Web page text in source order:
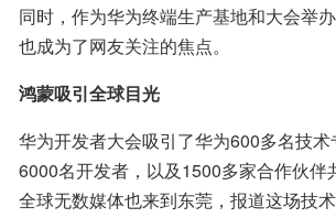
同时，作为华为终端生产基地和大会举
也成为了网友关注的焦点。
鸿蒙吸引全球目光
华为开发者大会吸引了华为600多名技
6000名开发者，以及1500多家合作伙伴
全球无数媒体也来到东莞，报道这场技术